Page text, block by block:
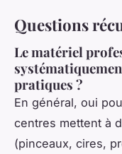
Questions
Le matériel
pratiques ?
En général, oui
centres mettent à
(pinceaux, cires,